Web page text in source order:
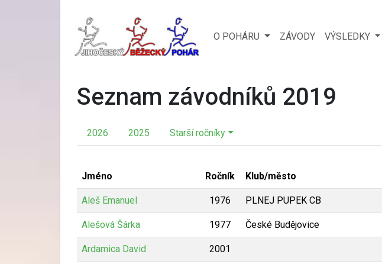
O POHÁRU ZÁVODY VÝSLEDKY
Seznam závodníků 2019
2026 2025 Starší ročníky
Jméno Ročník Klub/město
Aleš Emanuel 1976 PLNEJ PUPEK CB
Alešová Šárka 1977 České Budějovice
Ardamica David 2001